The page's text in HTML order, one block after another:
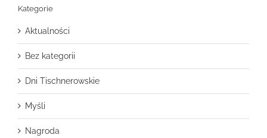
Kategorie
Aktualności
Bez kategorii
Dni Tischnerowskie
Myśli
Nagroda